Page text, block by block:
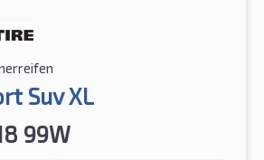
Suv XL
99W